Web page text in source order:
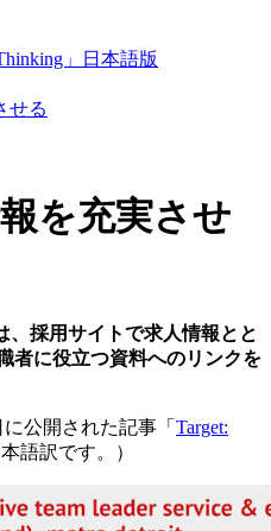
」日本語版
せる
を充実させ
、採用サイトで求人情報とと
者に役立つ資料へのリンクを
に公開された記事「 Target:
語訳です。）